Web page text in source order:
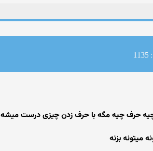
چیه حرف چیه مگه با حرف زدن چیزی درست میشه